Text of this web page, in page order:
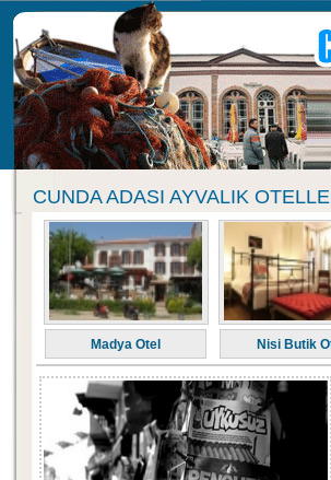
CUNDA ADASI AYVALIK
Madya Otel Nisi Butik